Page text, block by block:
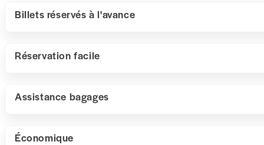
Billets réservés à l'avance
Réservation facile
Assistance bagages
Économique